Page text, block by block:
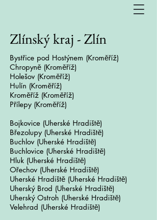
Zlínský kraj - Zlín
Bystřice pod Hostýnem (Kroměříž)
Chropyně (Kroměříž)
Holešov (Kroměříž)
Hulín (Kroměříž)
Kroměříž (Kroměříž)
Přílepy (Kroměříž)
Bojkovice (Uherské Hradiště)
Březolupy (Uherské Hradiště)
Buchlov (Uherské Hradiště)
Buchlovice (Uherské Hradiště)
Hluk (Uherské Hradiště)
Ořechov (Uherské Hradiště)
Uherské Hradiště (Uherské Hradiště)
Uherský Brod (Uherské Hradiště)
Uherský Ostroh (Uherské Hradiště)
Velehrad (Uherské Hradiště)